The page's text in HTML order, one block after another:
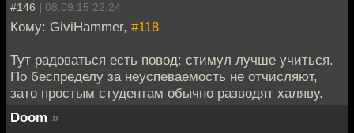
#146 | 08.09.15 22:24
Кому: GiviHammer, #118
Тут радоваться есть повод: стимул лучше учиться.
По беспределу за неуспеваемость не отчисляют,
зато простым студентам обычно разводят халяву.
Doom »